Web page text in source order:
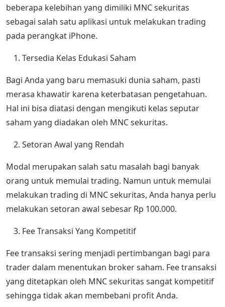
beberapa kelebihan yang dimiliki MNC sekuritas
sebagai salah satu aplikasi untuk melakukan trading
pada perangkat iPhone.
Tersedia Kelas Edukasi Saham
Bagi Anda yang baru memasuki dunia saham, pasti
merasa khawatir karena keterbatasan pengetahuan.
Hal ini bisa diatasi dengan mengikuti kelas seputar
saham yang diadakan oleh MNC sekuritas.
Setoran Awal yang Rendah
Modal merupakan salah satu masalah bagi banyak
orang untuk memulai trading. Namun untuk memulai
melakukan trading di MNC sekuritas, Anda hanya perlu
melakukan setoran awal sebesar Rp 100.000.
Fee Transaksi Yang Kompetitif
Fee transaksi sering menjadi pertimbangan bagi para
trader dalam menentukan broker saham. Fee transaksi
yang ditetapkan oleh MNC sekuritas sangat kompetitif
sehingga tidak akan membebani profit Anda.